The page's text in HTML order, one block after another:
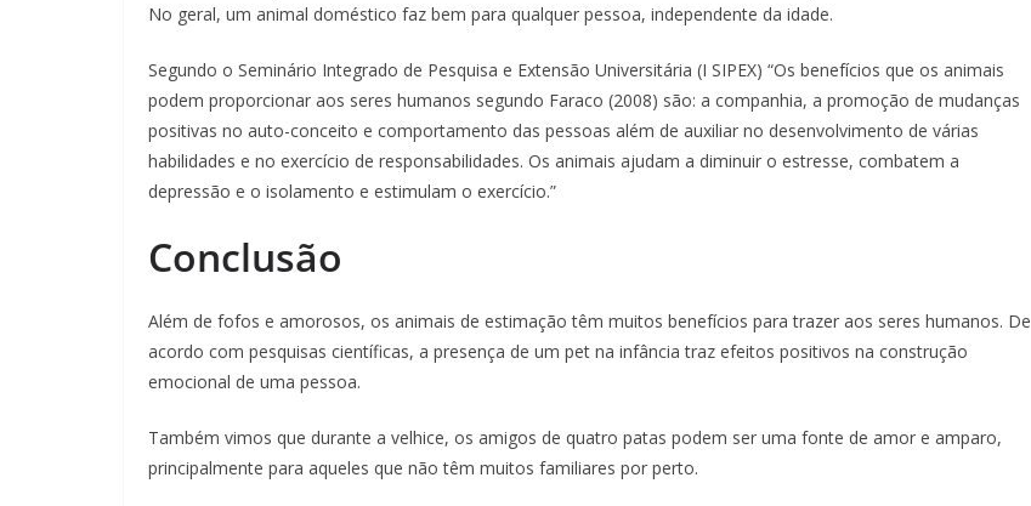
No geral, um animal doméstico faz bem para qualquer pessoa, independente da idade.
Segundo o Seminário Integrado de Pesquisa e Extensão Universitária (I SIPEX) “Os benefícios que os animais
podem proporcionar aos seres humanos segundo Faraco (2008) são: a companhia, a promoção de mudanças
positivas no auto-conceito e comportamento das pessoas além de auxiliar no desenvolvimento de várias
habilidades e no exercício de responsabilidades. Os animais ajudam a diminuir o estresse, combatem a
depressão e o isolamento e estimulam o exercício.”
Conclusão
Além de fofos e amorosos, os animais de estimação têm muitos benefícios para trazer aos seres humanos. De
acordo com pesquisas científicas, a presença de um pet na infância traz efeitos positivos na construção
emocional de uma pessoa.
Também vimos que durante a velhice, os amigos de quatro patas podem ser uma fonte de amor e amparo,
principalmente para aqueles que não têm muitos familiares por perto.